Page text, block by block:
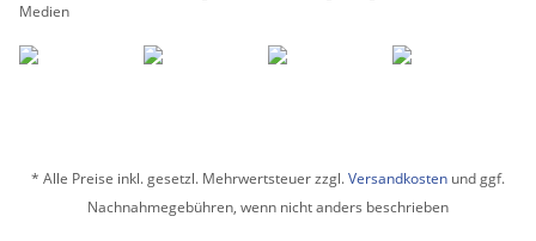
Medien
* Alle Preise inkl. gesetzl. Mehrwertsteuer zzgl.Versandkosten und ggf.
Nachnahmegebühren, wenn nicht anders beschrieben